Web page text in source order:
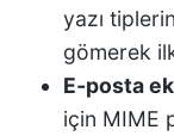
yazı
gömerek
E‑posta
için MIME